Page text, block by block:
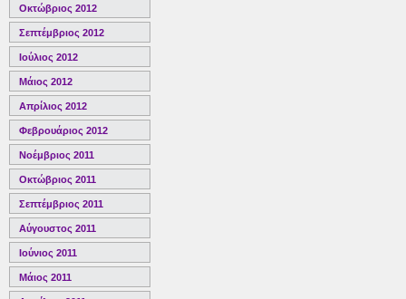
Οκτώβριος 2012
Σεπτέμβριος 2012
Ιούλιος 2012
Μάιος 2012
Απρίλιος 2012
Φεβρουάριος 2012
Νοέμβριος 2011
Οκτώβριος 2011
Σεπτέμβριος 2011
Αύγουστος 2011
Ιούνιος 2011
Μάιος 2011